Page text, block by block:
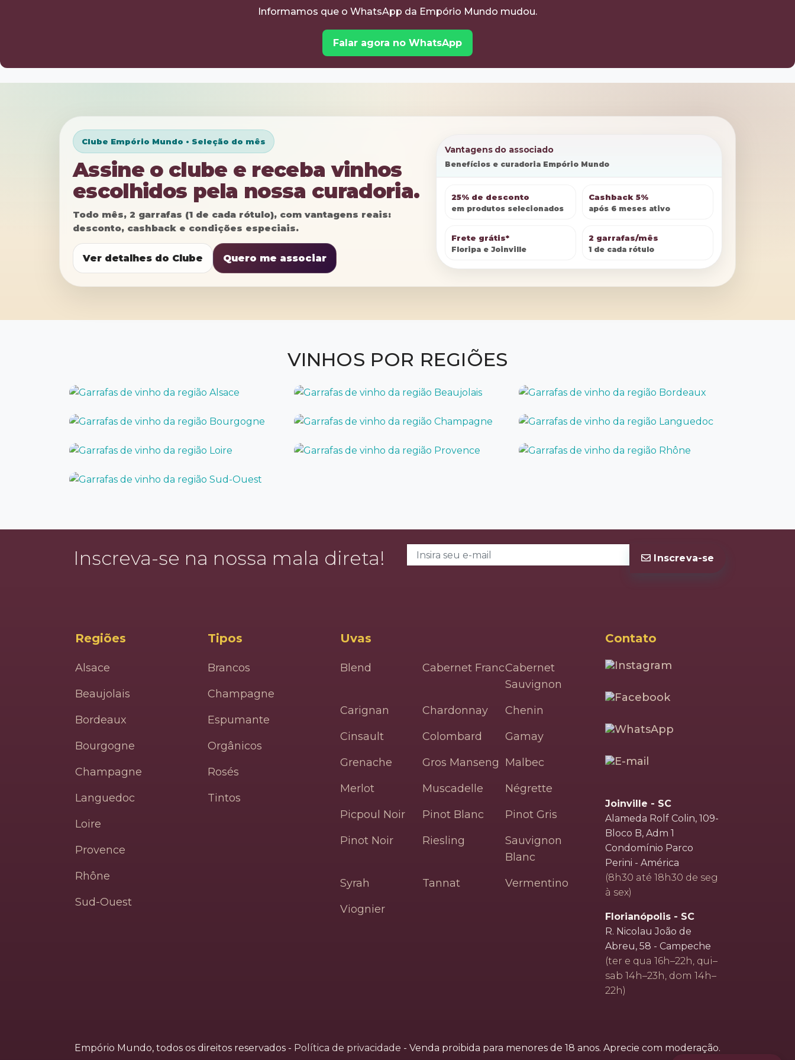
Informamos que o WhatsApp da Empório Mundo mudou.
Falar agora no WhatsApp
Clube Empório Mundo • Seleção do mês
Assine o clube e receba vinhos
escolhidos pela nossa curadoria.
Todo mês, 2 garrafas (1 de cada rótulo), com vantagens reais:
desconto, cashback e condições especiais.
Ver detalhes do Clube Quero me associar
Vantagens do associado
Benefícios e curadoria Empório Mundo
25% de desconto
em produtos selecionados
Cashback 5%
após 6 meses ativo
Frete grátis*
Floripa e Joinville
2 garrafas/mês
1 de cada rótulo
VINHOS POR REGIÕES
Inscreva-se na nossa mala direta!
E-mail
Inscreva-se
Regiões
Alsace
Beaujolais
Bordeaux
Bourgogne
Champagne
Languedoc
Loire
Provence
Rhône
Sud-Ouest
Tipos
Brancos
Champagne
Espumante
Orgânicos
Rosés
Tintos
Uvas
Blend Cabernet FrancCabernet
Sauvignon
Carignan
Chardonnay
Chenin
Cinsault
Colombard
Gamay
Grenache
Gros Manseng Malbec
Merlot
Muscadelle
Négrette
Picpoul Noir
Pinot Blanc
Pinot Gris
Pinot Noir
Riesling
Sauvignon
Blanc
Syrah
Tannat
Vermentino
Viognier
Contato
Joinville - SC
Alameda Rolf Colin, 109-
Bloco B, Adm 1
Condomínio Parco
Perini - América
(8h30 até 18h30 de seg
à sex)
Florianópolis - SC
R. Nicolau João de
Abreu, 58 - Campeche
(ter e qua 16h–22h, qui–
sab 14h–23h, dom 14h–
22h)
Empório Mundo, todos os direitos reservados - Política de privacidade - Venda proibida para menores de 18 anos. Aprecie com moderação.